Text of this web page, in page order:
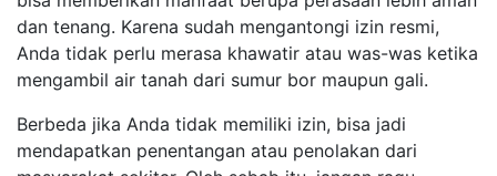
dan tenang. Karena sudah mengantongi izin resmi,
Anda tidak perlu merasa khawatir atau was-was ketika
mengambil air tanah dari sumur bor maupun gali.
Berbeda jika Anda tidak memiliki izin, bisa jadi
mendapatkan penentangan atau penolakan dari